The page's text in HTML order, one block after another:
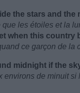
the stars and the
les étoiles et la
when this country
ce garçon de la
midnight if the
environs de minuit si